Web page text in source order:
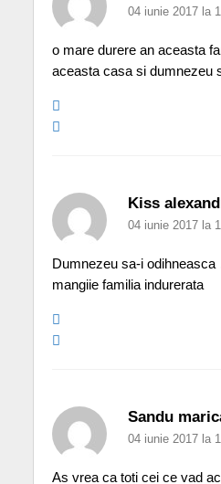
04 iunie 2017 la
o mare durere an aceasta
aceasta casa si dumnezeu
Kiss
04 iunie 2017 la
Dumnezeu sa-i
mangiie familia indurerata
Sandu
04 iunie 2017 la
As vrea ca toti cei ce vad